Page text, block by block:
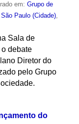
em: Grupo de
São Paulo (Cidade),
Sala de
debate
Diretor do
pelo Grupo
do